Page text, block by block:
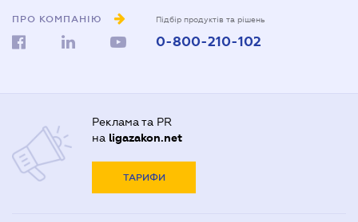
ПРО КОМПАНІЮ Підбір продуктів та рішень
0-800-210-102
Реклама та PR
на ligazakon.net
ТАРИФИ